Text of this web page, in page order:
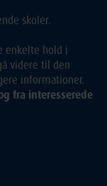
skoler.
enkelte hold i
videre til den
informationer.
fra interesserede